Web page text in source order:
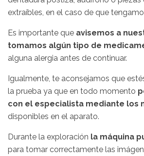
extraíbles, en el caso de que
Es importante que avisemos a
tomamos algún tipo de
alguna alergia antes de continuar.
Igualmente, te aconsejamos que
la prueba ya que en todo momento
con el especialista mediante los
disponibles en el aparato.
Durante la exploración la máquina
para tomar correctamente las